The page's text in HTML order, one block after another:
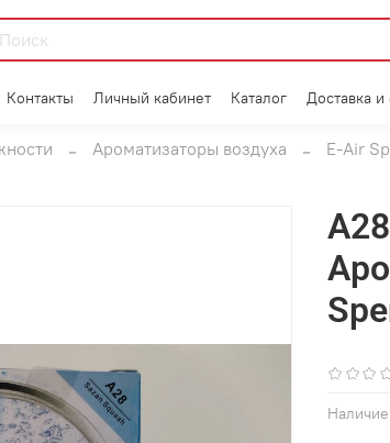
Контакты Личный кабинет Каталог Доставка и
Ароматизаторы воздуха E-Air